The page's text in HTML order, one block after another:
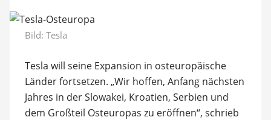
Bild: Tesla
Tesla will seine Expansion in osteuropäische
Länder fortsetzen. „Wir hoffen, Anfang nächsten
Jahres in der Slowakei, Kroatien, Serbien und
dem Großteil Osteuropas zu eröffnen“, schrieb